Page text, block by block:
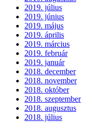
2019. július
2019. június
2019. május
2019. április
2019. március
2019. február
2019. január
2018. december
2018. november
2018. október
2018. szeptember
2018. augusztus
2018. július